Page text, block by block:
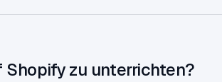
Shopify zu unterrichten?